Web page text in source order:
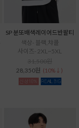
SP 분또배색레이어드반팔티
색상- 블랙,챠콜
사이즈- 2XL~5XL
28,350원 (10%↓)